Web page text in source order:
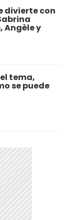
divierte con
Angèle y
tema,
se puede